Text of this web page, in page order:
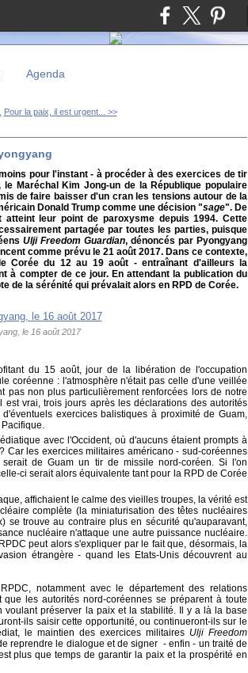
Agenda
Pour la paix, il est urgent... >>
pour l'instant - à procéder à des exercices de tir
Maréchal Kim Jong-un de la République populaire
de faire baisser d'un cran les tensions autour de la
Donald Trump comme une décision "sage". De
leur point de paroxysme depuis 1994. Cette
partagée par toutes les parties, puisque
Ulji Freedom Guardian, dénoncés par Pyongyang
comme prévu le 21 août 2017. Dans ce contexte,
Corée du 12 au 19 août - entraînant d'ailleurs la
à compter de ce jour. En attendant la publication du
de la sérénité qui prévalait alors en RPD de Corée.
le 16 août 2017
du 15 août, jour de la libération de l'occupation
coréenne : l'atmosphère n'était pas celle d'une veillée
pas non plus particulièrement renforcées lors de notre
vrai, trois jours après les déclarations des autorités
exercices balistiques à proximité de Guam,
avec l'Occident, où d'aucuns étaient prompts à
Car les exercices militaires américano - sud-coréennes
de Guam un tir de missile nord-coréen. Si l'on
ci serait alors équivalente tant pour la RPD de Corée
affichaient le calme des vieilles troupes, la vérité est
complète (la miniaturisation des têtes nucléaires
se trouve au contraire plus en sécurité qu'auparavant,
nucléaire n'attaque une autre puissance nucléaire.
peut alors s'expliquer par le fait que, désormais, la
étrangère - quand les Etats-Unis découvrent au
notamment avec le département des relations
les autorités nord-coréennes se préparent à toute
préserver la paix et la stabilité. Il y a là la base
ils saisir cette opportunité, ou continueront-ils sur le
le maintien des exercices militaires Ulji Freedom
reprendre le dialogue et de signer - enfin - un traité de
plus que temps de garantir la paix et la prospérité en